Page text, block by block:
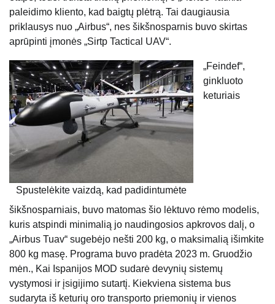
paleidimo kliento, kad baigtų plėtrą. Tai daugiausia
priklausys nuo „Airbus“, nes šikšnosparnis buvo skirtas
aprūpinti įmonės „Sirtp Tactical UAV“.
Spustelėkite vaizdą, kad padidintumėte
„Feindef“,
ginkluoto
keturiais
šikšnosparniais, buvo matomas šio lėktuvo rėmo modelis,
kuris atspindi minimalią jo naudingosios apkrovos dalį, o
„Airbus Tuav“ sugebėjo nešti 200 kg, o maksimalią išimkite
800 kg masę. Programa buvo pradėta 2023 m. Gruodžio
mėn., Kai Ispanijos MOD sudarė devynių sistemų
vystymosi ir įsigijimo sutartį. Kiekviena sistema bus
sudaryta iš keturių oro transporto priemonių ir vienos